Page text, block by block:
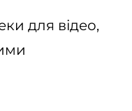
для відео,